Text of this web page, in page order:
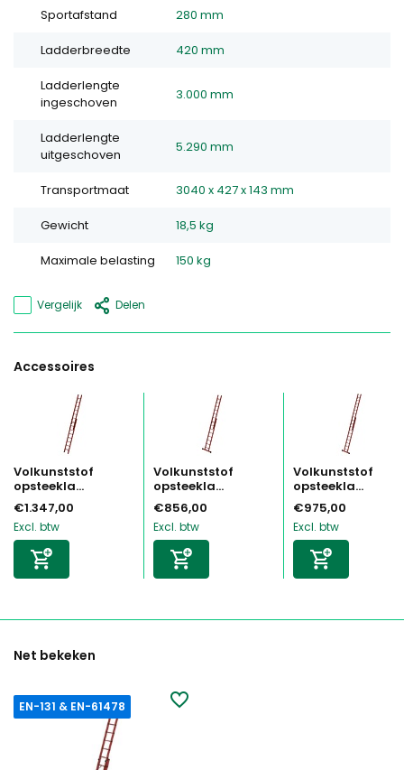
Sportafstand 280 mm
Ladderbreedte 420 mm
Ladderlengte
ingeschoven
3.000 mm
Ladderlengte
uitgeschoven
5.290 mm
Transportmaat 3040 x 427 x 143 mm
Gewicht 18,5 kg
Maximale belasting 150 kg
Vergelijk Delen
Accessoires
Volkunststof
opsteekla...
€1.347,00
Excl. btw
Volkunststof
opsteekla...
€856,00
Excl. btw
Volkunststof
opsteekla...
€975,00
Excl. btw
Net bekeken
EN-131 & EN-61478